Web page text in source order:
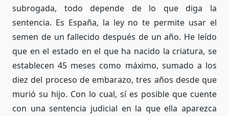
subrogada, todo depende de lo que diga la
sentencia. Es España, la ley no te permite usar el
semen de un fallecido después de un año. He leído
que en el estado en el que ha nacido la criatura, se
establecen 45 meses como máximo, sumado a los
diez del proceso de embarazo, tres años desde que
murió su hijo. Con lo cual, sí es posible que cuente
con una sentencia judicial en la que ella aparezca